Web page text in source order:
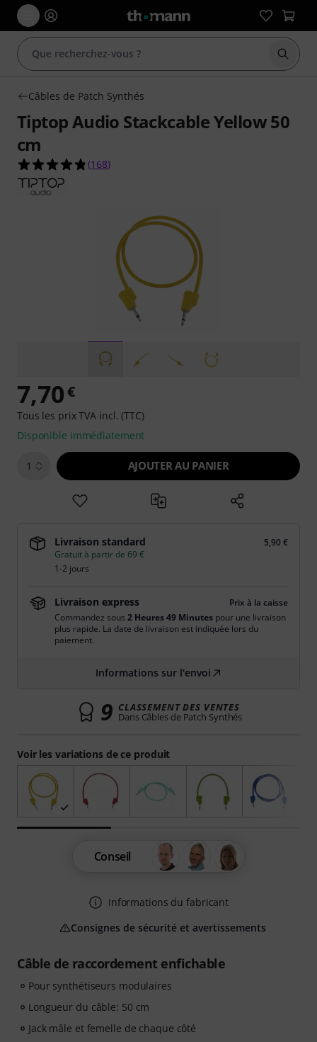
Câbles de Patch Synthés
Tiptop Audio Stackcable Yellow 50
cm
4.8 étoiles sur 5 d'après 168 évaluations clients
(168)
Câble de raccordement enfichable
Pour synthétiseurs modulaires
Longueur du câble: 50 cm
Jack mâle et femelle de chaque côté
Voir les variations de ce produit
7,70€
Tous les prix TVA incl. (TTC)
Disponible immédiatement
1 AJOUTER AU PANIER
Livraison standard
5,90 €
Gratuit à partir de 69 €
1-2 jours
Livraison express
Prix à la caisse
Commandez sous 2 Heures 49 Minutes pour une livraison
plus rapide. La date de livraison est indiquée lors du
paiement.
Informations sur l'envoi
9 CLASSEMENT DES VENTES
Dans Câbles de Patch Synthés
Conseil
Informations du fabricant
Consignes de sécurité et avertissements